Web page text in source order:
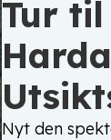
Tur til
Nyt den